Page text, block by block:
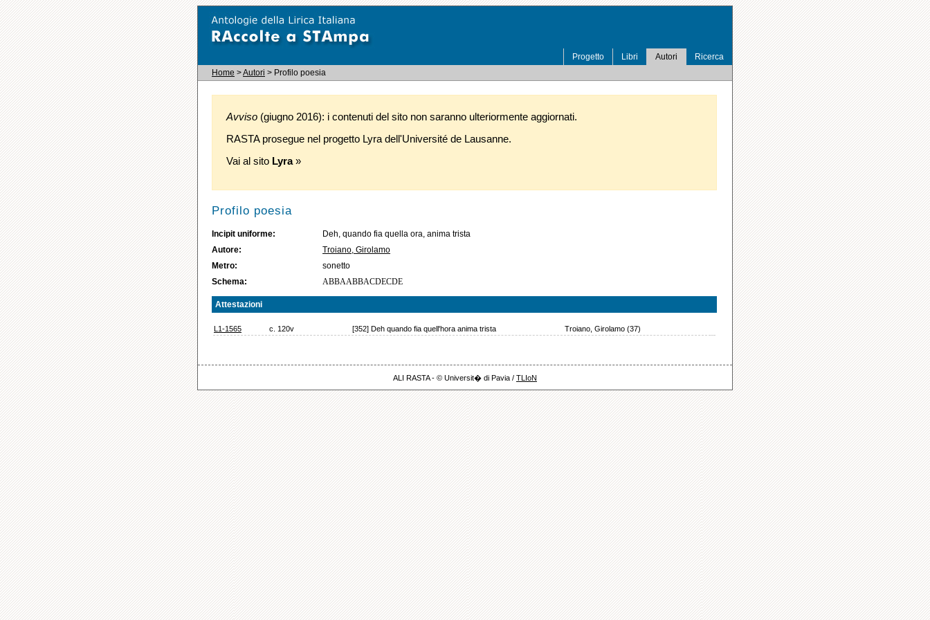
Progetto Libri Autori
Ricerca
Home >Autori > Profilo poesia
Avviso (giugno 2016): i contenuti del sito non saranno ulteriormente aggiornati.
RASTA prosegue nel progetto Lyra dell'Université de Lausanne.
Vai al sito Lyra»
Profilo poesia
Incipit uniforme:
Deh, quando fia quella ora, anima trista
Autore:
Troiano, Girolamo
Metro:
sonetto
Schema:
ABBAABBACDECDE
Attestazioni
L1-1565 c. 120v [352] Deh quando fia quell'hora anima trista Troiano, Girolamo (37)
ALI RASTA - © Universit� di Pavia / TLIoN